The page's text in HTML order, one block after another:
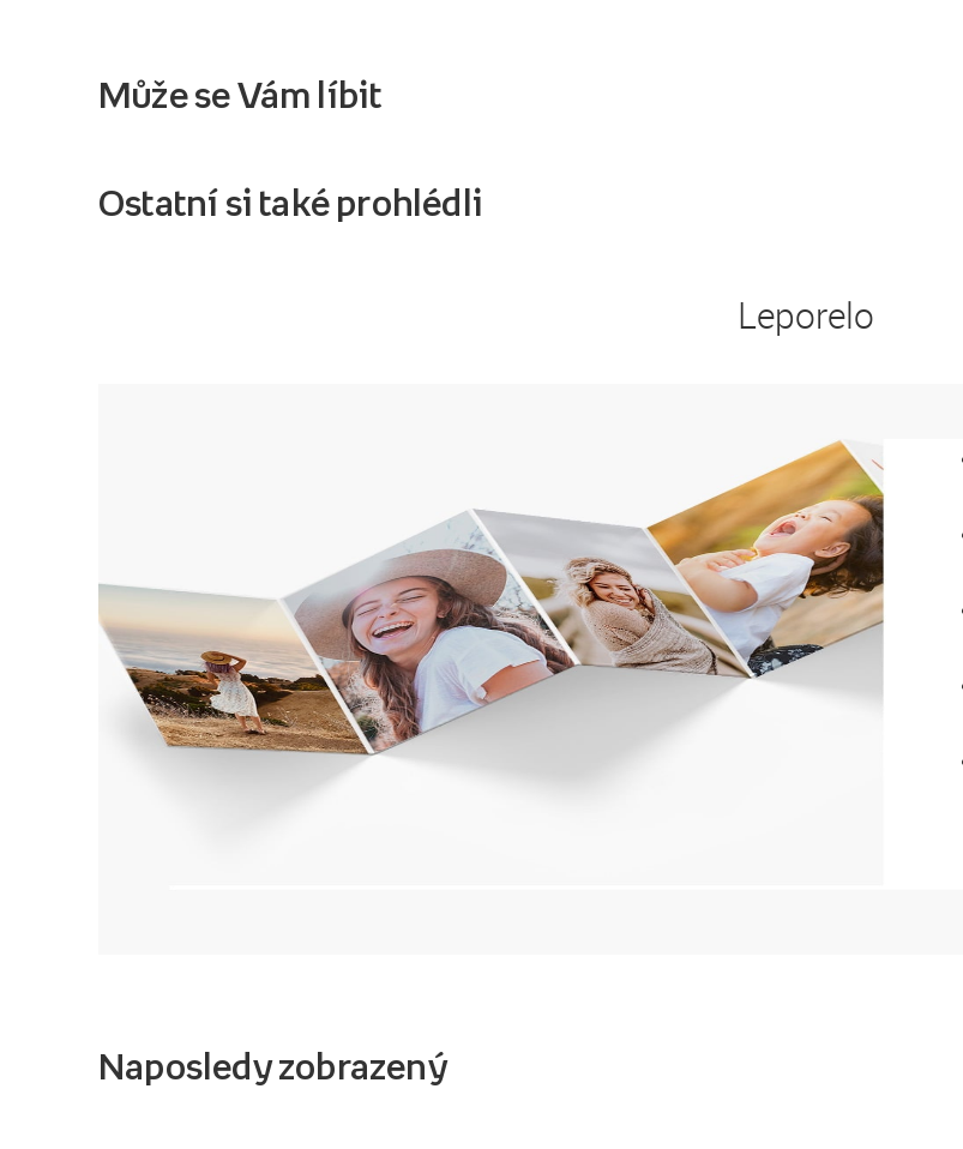
Může se Vám líbit
Ostatní si také prohlédli
Leporelo
Naposledy zobrazený